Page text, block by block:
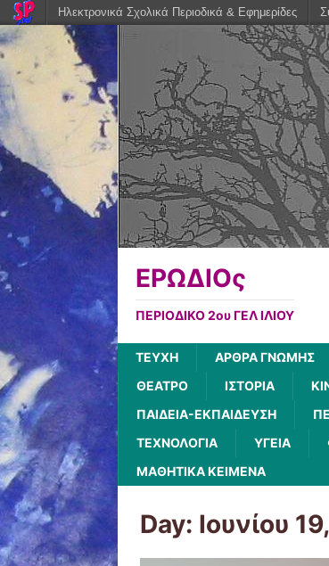
ΕΡΩΔΙΟς
ΠΕΡΙΟΔΙΚΟ 2ου ΓΕΛ ΙΛΙΟΥ
ΤΕΥΧΗ ΑΡΘΡΑ ΓΝΩΜΗΣ
ΘΕΑΤΡΟ
ΙΣΤΟΡΙΑ
ΠΑΙΔΕΙΑ-ΕΚΠΑΙΔΕΥΣΗ
ΤΕΧΝΟΛΟΓΙΑ
ΥΓΕΙΑ
ΜΑΘΗΤΙΚΑ ΚΕΙΜΕΝΑ
Day: Ιουνίου
Ηλεκτρονικά Σχολικά Περιοδικά & Εφημερίδες